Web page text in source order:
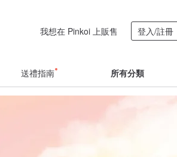
我想在 Pinkoi 上販售 登入/註冊
送禮指南 所有分類